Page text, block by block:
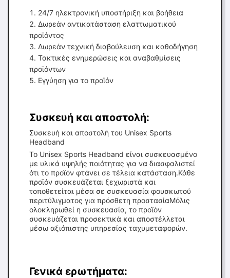
24/7 ηλεκτρονική υποστήριξη και βοήθεια
Δωρεάν αντικατάσταση ελαττωματικού
προϊόντος
Δωρεάν τεχνική διαβούλευση και καθοδήγηση
Τακτικές ενημερώσεις και αναβαθμίσεις
προϊόντων
Εγγύηση για το προϊόν
Συσκευή και αποστολή:
Συσκευή και αποστολή του Unisex Sports
Headband
Το Unisex Sports Headband είναι συσκευασμένο
με υλικά υψηλής ποιότητας για να διασφαλιστεί
ότι το προϊόν φτάνει σε τέλεια κατάσταση.Κάθε
προϊόν συσκευάζεται ξεχωριστά και
τοποθετείται μέσα σε συσκευασία φουσκωτού
περιτύλιγματος για πρόσθετη προστασίαΜόλις
ολοκληρωθεί η συσκευασία, το προϊόν
συσκευάζεται προσεκτικά και αποστέλλεται
μέσω αξιόπιστης υπηρεσίας ταχυμεταφορών.
Γενικά ερωτήματα: